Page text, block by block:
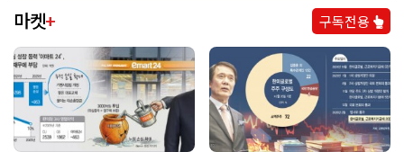
구독전용
마켓+